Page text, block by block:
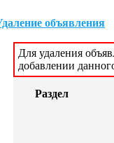
объявления
Для удаления
добавлении
Раздел